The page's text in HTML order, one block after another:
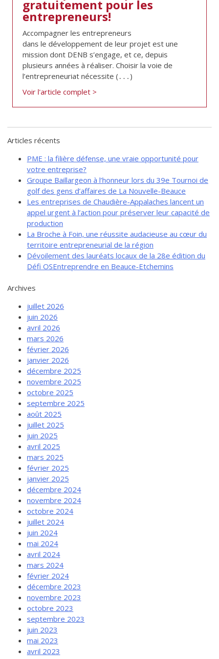
de solidarité
Futurpreneur
Toile entrepreneuriale Nouvelle-
Beauce
Événements et formations
Documentation
gratuitement pour les
entrepreneurs!
Accompagner les entrepreneurs
dans le développement de leur projet est une
mission dont DENB s’engage, et ce, depuis
plusieurs années à réaliser. Choisir la voie de
l’entrepreneuriat nécessite (․․․)
Voir l'article complet >
Articles récents
PME : la filière défense, une vraie opportunité pour
votre entreprise?
Groupe Baillargeon à l’honneur lors du 39e Tournoi de
golf des gens d’affaires de La Nouvelle-Beauce
Les entreprises de Chaudière-Appalaches lancent un
appel urgent à l’action pour préserver leur capacité de
production
La Broche à Foin, une réussite audacieuse au cœur du
territoire entrepreneurial de la région
Dévoilement des lauréats locaux de la 28e édition du
Défi OSEntreprendre en Beauce-Etchemins
Archives
juillet 2026
juin 2026
avril 2026
mars 2026
février 2026
janvier 2026
décembre 2025
novembre 2025
octobre 2025
septembre 2025
août 2025
juillet 2025
juin 2025
avril 2025
mars 2025
février 2025
janvier 2025
décembre 2024
novembre 2024
octobre 2024
juillet 2024
juin 2024
mai 2024
avril 2024
mars 2024
février 2024
décembre 2023
novembre 2023
octobre 2023
septembre 2023
juin 2023
mai 2023
avril 2023